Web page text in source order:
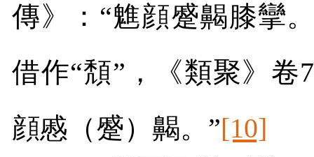
傳》：“魋顔蹙齃膝攣
借作“頽”，《類聚》卷
顔慼（蹙）齃。”[10]